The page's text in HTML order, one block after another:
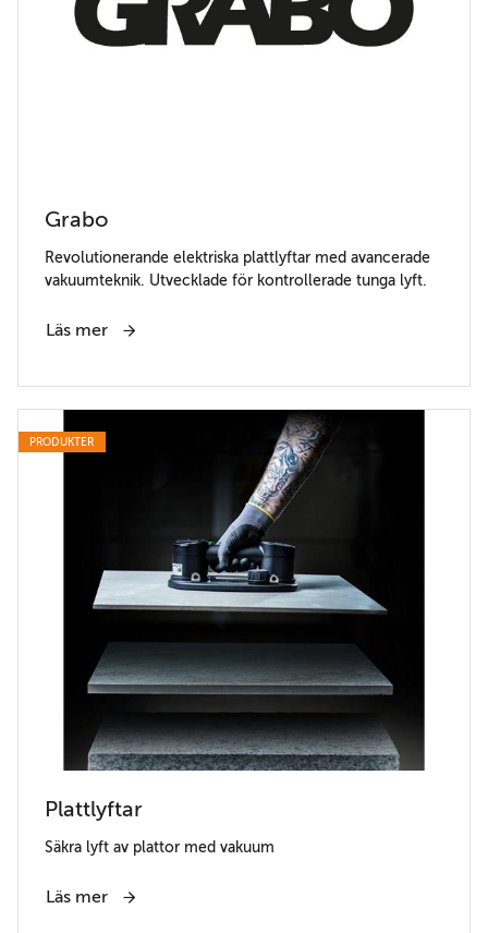
Grabo
Revolutionerande elektriska plattlyftar med avancerade
vakuumteknik. Utvecklade för kontrollerade tunga lyft.
Läs mer
PRODUKTER
Plattlyftar
Säkra lyft av plattor med vakuum
Läs mer